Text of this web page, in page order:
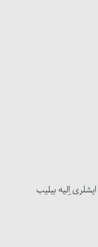
اِلیه بیلیب